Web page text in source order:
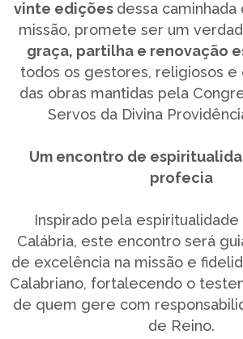
vinte edições dessa
missão, promete ser um
graça, partilha e renovação
todos os gestores, religiosos e
das obras mantidas pela
Servos da Divina
Um encontro de
profecia
Inspirado pela espiritualidade
Calábria, este encontro será
de excelência na missão e
Calabriano, fortalecendo o
de quem gere com
de Reino.